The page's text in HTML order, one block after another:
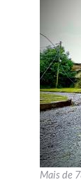
Mais de